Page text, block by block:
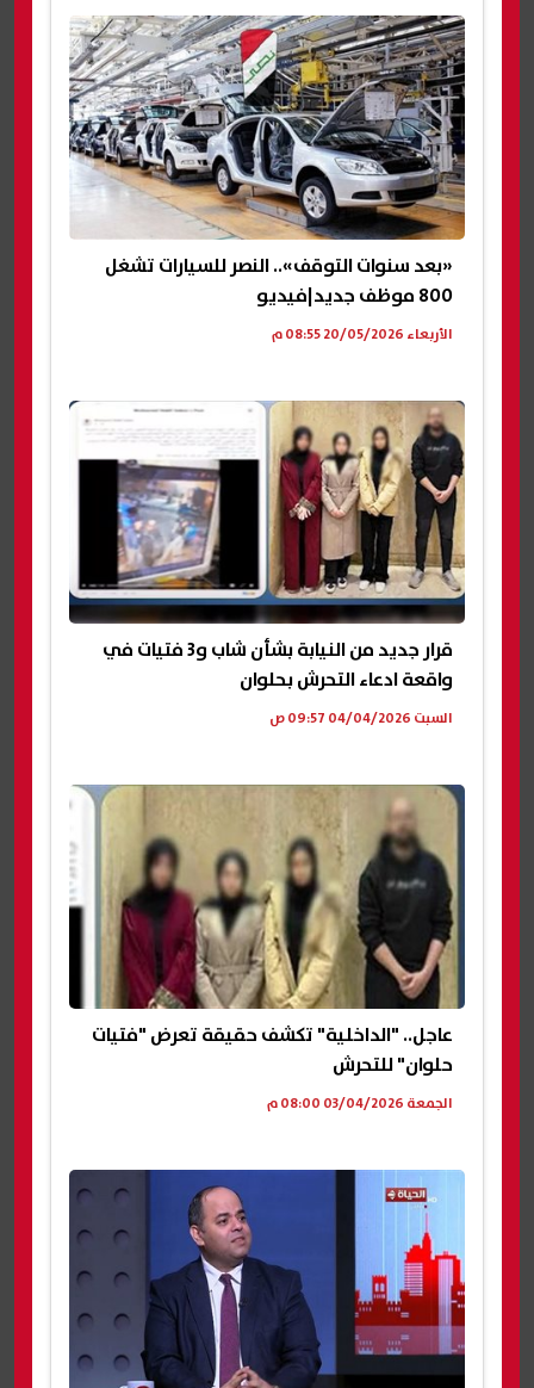
«بعد سنوات التوقف».. النصر للسيارات تشغل
800 موظف جديد|فيديو
الأربعاء 20/05/2026 08:55 م
قرار جديد من النيابة بشأن شاب و3 فتيات في
واقعة ادعاء التحرش بحلوان
السبت 04/04/2026 09:57 ص
عاجل.. "الداخلية" تكشف حقيقة تعرض "فتيات
حلوان" للتحرش
الجمعة 03/04/2026 08:00 م